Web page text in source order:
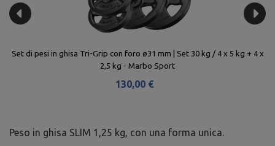
Set di pesi in ghisa Tri-Grip con foro ø31 mm | Set 30 kg / 4 x 5 kg + 4 x
2,5 kg - Marbo Sport
130,00 €
Peso in ghisa SLIM 1,25 kg, con una forma unica.